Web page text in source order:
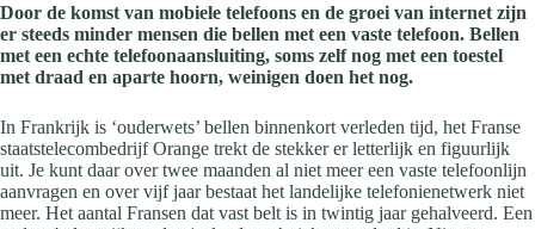
Door de komst van mobiele telefoons en de groei van internet zijn
er steeds minder mensen die bellen met een vaste telefoon. Bellen
met een echte telefoonaansluiting, soms zelf nog met een toestel
met draad en aparte hoorn, weinigen doen het nog.
In Frankrijk is ‘ouderwets’ bellen binnenkort verleden tijd, het Franse
staatstelecombedrijf Orange trekt de stekker er letterlijk en figuurlijk
uit. Je kunt daar over twee maanden al niet meer een vaste telefoonlijn
aanvragen en over vijf jaar bestaat het landelijke telefonienetwerk niet
meer. Het aantal Fransen dat vast belt is in twintig jaar gehalveerd. Een